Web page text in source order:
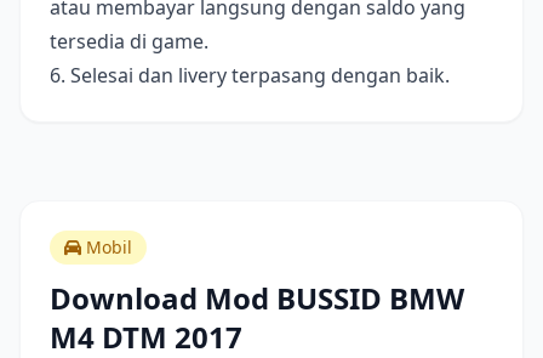
atau membayar langsung dengan saldo yang
tersedia di game.
6. Selesai dan livery terpasang dengan baik.
Mobil
Download Mod BUSSID BMW
M4 DTM 2017